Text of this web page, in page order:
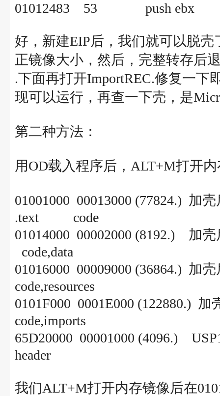
01012483 53 push ebx
好，新建EIP后，我们就可以脱
正镜像大小，然后，完整转存后
.下面再打开ImportREC.修复一下
现可以运行，再查一下壳，是
第二种方法：
用OD载入程序后，ALT+M打开
01001000 00013000 (77824.)
.text code
01014000 00002000 (8192.)
code,data
01016000 00009000
code,resources
0101F000 0001E000
code,imports
65D20000 00001000
header
我们ALT+M打开内存镜像后在